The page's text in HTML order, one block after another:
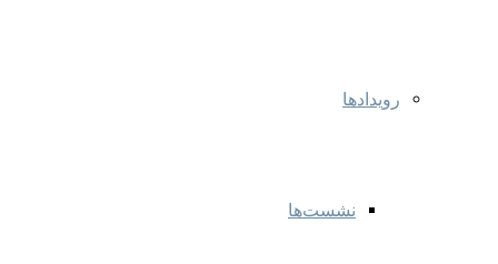
رویدادها
نشست‌ها